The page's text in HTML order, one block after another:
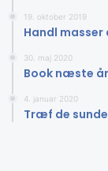
19. oktober 2019
Handl
30. maj 2020
Book næste
4. januar 2020
Træf de